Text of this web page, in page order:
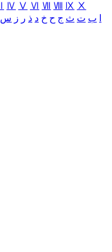
Ⅳ Ⅴ Ⅵ Ⅶ Ⅷ Ⅸ Ⅹ
ب ت ث ج ح خ د ذ ر ز س